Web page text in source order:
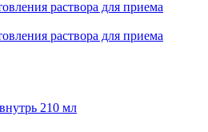
раствора для приема
раствора для приема
210 мл